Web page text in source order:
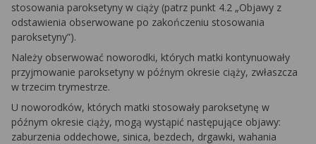
stosowania paroksetyny w ciąży (patrz punkt 4.2 „Objawy z
odstawienia obserwowane po zakończeniu stosowania
paroksetyny”).
Należy obserwować noworodki, których matki kontynuowały
przyjmowanie paroksetyny w późnym okresie ciąży, zwłaszcza
w trzecim trymestrze.
U noworodków, których matki stosowały paroksetynę w
późnym okresie ciąży, mogą wystąpić następujące objawy:
zaburzenia oddechowe, sinica, bezdech, drgawki, wahania